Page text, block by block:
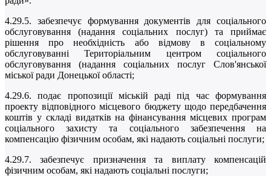
4.29.5. забезпечує формування документів для соціального
обслуговування (надання соціальних послуг) та приймає
рішення про необхідність або відмову в соціальному
обслуговуванні Територіальним центром соціального
обслуговування (надання соціальних послуг Слов'янської
міської ради Донецької області;
4.29.6. подає пропозиції міській раді під час формування
проекту відповідного місцевого бюджету щодо передбачення
коштів у складі видатків на фінансування місцевих програм
соціального захисту та соціального забезпечення на
компенсацію фізичним особам, які надають соціальні послуги;
4.29.7. забезпечує призначення та виплату компенсацій
фізичним особам, які надають соціальні послуги;